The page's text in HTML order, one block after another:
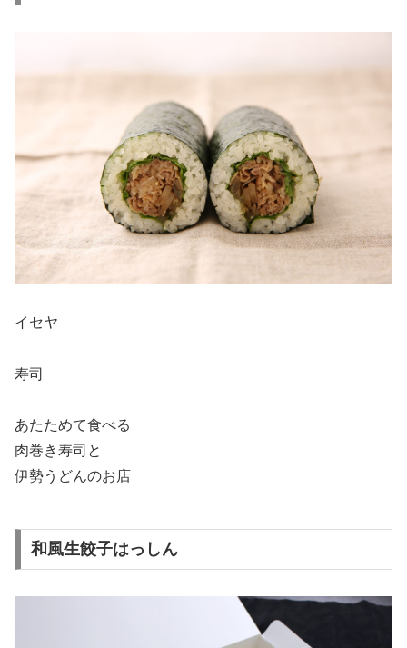
イセヤ
寿司
あたためて食べる
肉巻き寿司と
伊勢うどんのお店
和風生餃子はっしん